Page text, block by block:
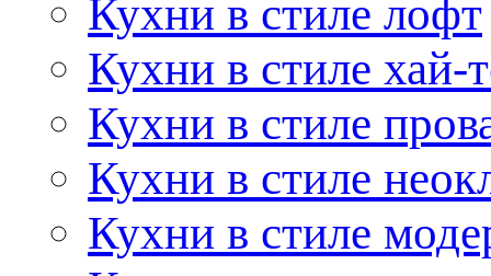
Кухни в стиле лофт
Кухни в стиле хай-
Кухни в стиле
Кухни в стиле
Кухни в стиле